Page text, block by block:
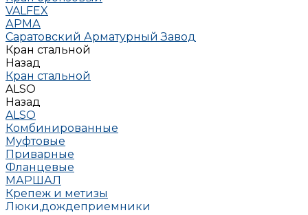
VALFEX
АРМА
Саратовский Арматурный Завод
Кран стальной
Назад
Кран стальной
ALSO
Назад
ALSO
Комбинированные
Муфтовые
Приварные
Фланцевые
МАРШАЛ
Крепеж и метизы
Люки,дождеприемники